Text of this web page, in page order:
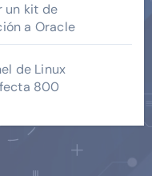
un kit de
a Oracle
de Linux
800